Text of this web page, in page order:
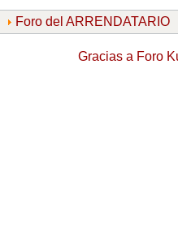
Foro del ARRENDATARIO
Gracias a Foro